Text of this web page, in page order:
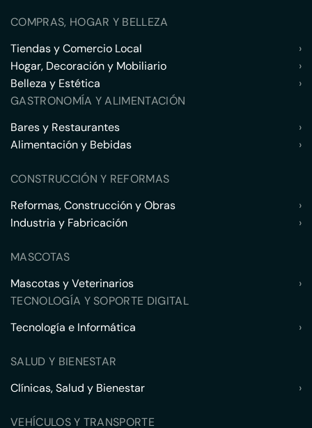
COMPRAS, HOGAR Y BELLEZA
Tiendas y Comercio Local
›
Hogar, Decoración y Mobiliario
›
Belleza y Estética
›
GASTRONOMÍA Y ALIMENTACIÓN
Bares y Restaurantes
›
Alimentación y Bebidas
›
CONSTRUCCIÓN Y REFORMAS
Reformas, Construcción y Obras
›
Industria y Fabricación
›
MASCOTAS
Mascotas y Veterinarios
›
TECNOLOGÍA Y SOPORTE DIGITAL
Tecnología e Informática
›
SALUD Y BIENESTAR
Clínicas, Salud y Bienestar
›
VEHÍCULOS Y TRANSPORTE